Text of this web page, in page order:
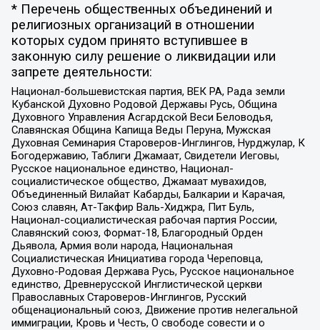
* Перечень общественных объединений и
религиозных организаций в отношении
которых судом принято вступившее в
законную силу решение о ликвидации или
запрете деятельности:
Национал-большевистская партия, ВЕК РА, Рада земли
Кубанской Духовно Родовой Державы Русь, Община
Духовного Управления Асгардской Веси Беловодья,
Славянская Община Капища Веды Перуна, Мужская
Духовная Семинария Староверов-Инглингов, Нурджулар, К
Богодержавию, Таблиги Джамаат, Свидетели Иеговы,
Русское национальное единство, Национал-
социалистическое общество, Джамаат мувахидов,
Объединенный Вилайат Кабарды, Балкарии и Карачая,
Союз славян, Ат-Такфир Валь-Хиджра, Пит Буль,
Национал-социалистическая рабочая партия России,
Славянский союз, Формат-18, Благородный Орден
Дьявола, Армия воли народа, Национальная
Социалистическая Инициатива города Череповца,
Духовно-Родовая Держава Русь, Русское национальное
единство, Древнерусской Инглистической церкви
Православных Староверов-Инглингов, Русский
общенациональный союз, Движение против нелегальной
иммиграции, Кровь и Честь, О свободе совести и о